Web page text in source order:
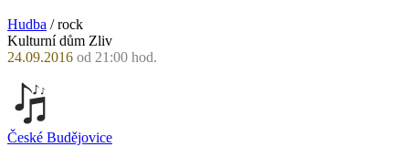
Hudba / rock
Kulturní dům Zliv
24.09.2016 od 21:00 hod.
České Budějovice